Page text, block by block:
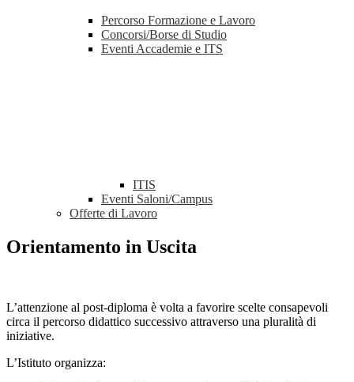
Percorso Formazione e Lavoro
Concorsi/Borse di Studio
Eventi Accademie e ITS
ITIS
Eventi Saloni/Campus
Offerte di Lavoro
Orientamento in Uscita
L’attenzione al post-diploma è volta a favorire scelte consapevoli
circa il percorso didattico successivo attraverso una pluralità di
iniziative.
L’Istituto organizza: